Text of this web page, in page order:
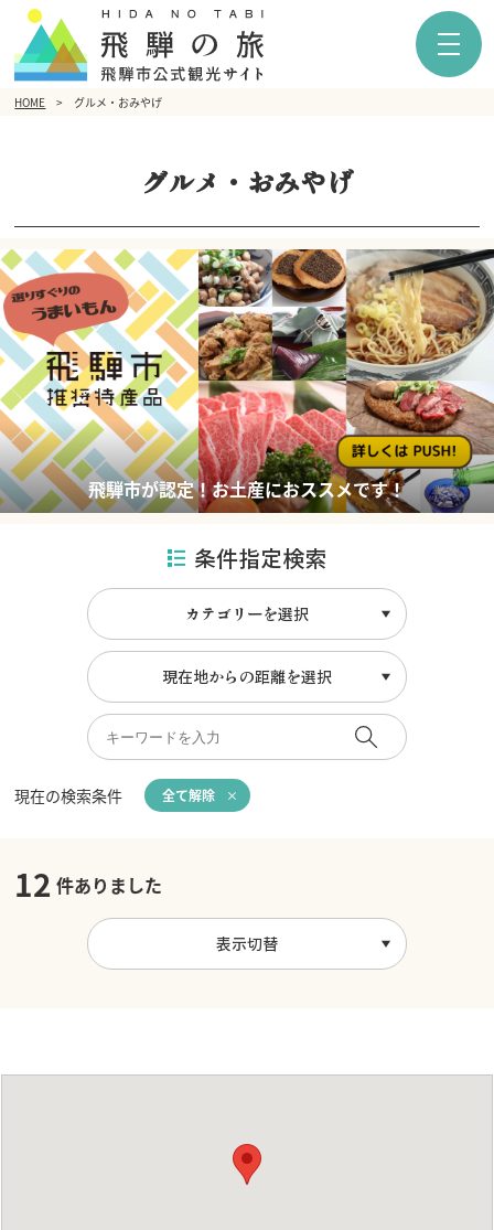
HOME グルメ・おみやげ
グルメ・おみやげ
飛騨市が認定！お土産におススメです！
条件指定検索
カテゴリーを選択
現在地からの距離を選択
現在の検索条件 全て解除
12 件ありました
表示切替